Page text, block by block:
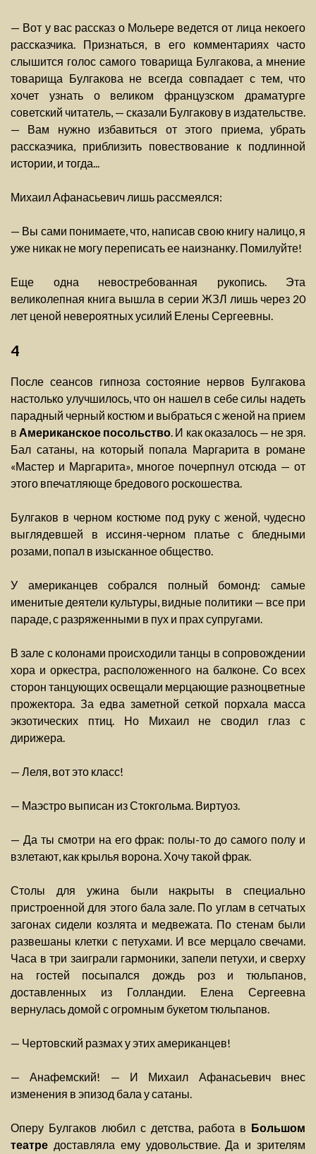
— Вот у вас рассказ о Мольере ведется от лица некоего
рассказчика. Признаться, в его комментариях часто
слышится голос самого товарища Булгакова, а мнение
товарища Булгакова не всегда совпадает с тем, что
хочет узнать о великом французском драматурге
советский читатель, — сказали Булгакову в издательстве.
— Вам нужно избавиться от этого приема, убрать
рассказчика, приблизить повествование к подлинной
истории, и тогда...
Михаил Афанасьевич лишь рассмеялся:
— Вы сами понимаете, что, написав свою книгу налицо, я
уже никак не могу переписать ее наизнанку. Помилуйте!
Еще одна невостребованная рукопись. Эта
великолепная книга вышла в серии ЖЗЛ лишь через 20
лет ценой невероятных усилий Елены Сергеевны.
4
После сеансов гипноза состояние нервов Булгакова
настолько улучшилось, что он нашел в себе силы надеть
парадный черный костюм и выбраться с женой на прием
в Американское посольство. И как оказалось — не зря.
Бал сатаны, на который попала Маргарита в романе
«Мастер и Маргарита», многое почерпнул отсюда — от
этого впечатляюще бредового роскошества.
Булгаков в черном костюме под руку с женой, чудесно
выглядевшей в иссиня-черном платье с бледными
розами, попал в изысканное общество.
У американцев собрался полный бомонд: самые
именитые деятели культуры, видные политики — все при
параде, с разряженными в пух и прах супругами.
В зале с колонами происходили танцы в сопровождении
хора и оркестра, расположенного на балконе. Со всех
сторон танцующих освещали мерцающие разноцветные
прожектора. За едва заметной сеткой порхала масса
экзотических птиц. Но Михаил не сводил глаз с
дирижера.
— Леля, вот это класс!
— Маэстро выписан из Стокгольма. Виртуоз.
— Да ты смотри на его фрак: полы-то до самого полу и
взлетают, как крылья ворона. Хочу такой фрак.
Столы для ужина были накрыты в специально
пристроенной для этого бала зале. По углам в сетчатых
загонах сидели козлята и медвежата. По стенам были
развешаны клетки с петухами. И все мерцало свечами.
Часа в три заиграли гармоники, запели петухи, и сверху
на гостей посыпался дождь роз и тюльпанов,
доставленных из Голландии. Елена Сергеевна
вернулась домой с огромным букетом тюльпанов.
— Чертовский размах у этих американцев!
— Анафемский! — И Михаил Афанасьевич внес
изменения в эпизод бала у сатаны.
Оперу Булгаков любил с детства, работа в Большом
театре доставляла ему удовольствие. Да и зрителям